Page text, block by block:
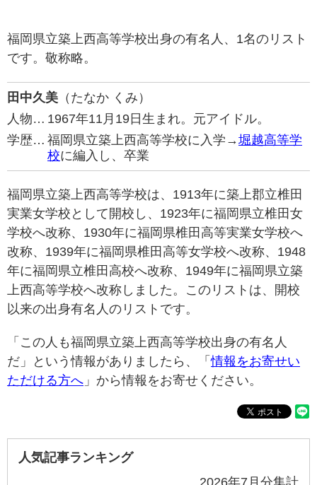
福岡県立築上西高等学校出身の有名人、1名のリスト
です。敬称略。
田中久美 （たなか くみ）
人物… 1967年11月19日生まれ。元アイドル。
学歴… 福岡県立築上西高等学校に入学→堀越高等学
校に編入し、卒業
福岡県立築上西高等学校は、1913年に築上郡立椎田
実業女学校として開校し、1923年に福岡県立椎田女
学校へ改称、1930年に福岡県椎田高等実業女学校へ
改称、1939年に福岡県椎田高等女学校へ改称、1948
年に福岡県立椎田高校へ改称、1949年に福岡県立築
上西高等学校へ改称しました。このリストは、開校
以来の出身有名人のリストです。
「この人も福岡県立築上西高等学校出身の有名人
だ」という情報がありましたら、「情報をお寄せい
ただける方へ 」から情報をお寄せください。
人気記事ランキング
2026年7月分集計